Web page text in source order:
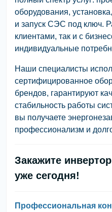
оборудования,
и запуск СЭС под ключ.
клиентами, так и с
индивидуальные
Наши специалисты
сертифицированное
брендов, гарантируют
стабильность работы
вы получаете
профессионализм и
Закажите
уже сегодня!
Профессиональная